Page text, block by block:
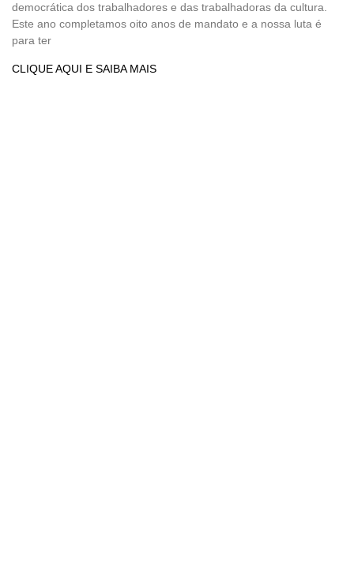
democrática dos trabalhadores e das trabalhadoras da cultura.
Este ano completamos oito anos de mandato e a nossa luta é
para ter
CLIQUE AQUI E SAIBA MAIS